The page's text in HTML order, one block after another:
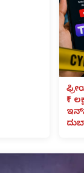
₹1